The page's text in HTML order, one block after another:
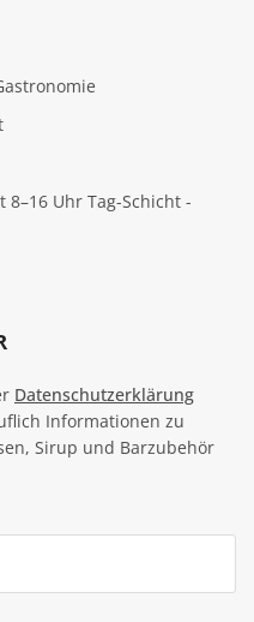
Uhr Tag-Schicht -
Datenschutzerklärung
Informationen zu
Sirup und Barzubehör